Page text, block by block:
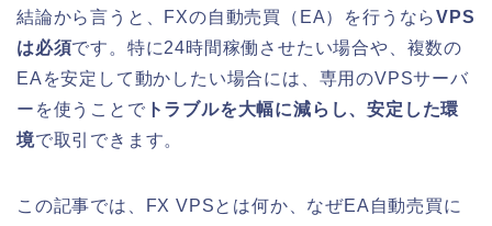
結論から言うと、FXの自動売買（EA）を行うならVPS
は必須です。特に24時間稼働させたい場合や、複数の
EAを安定して動かしたい場合には、専用のVPSサーバ
ーを使うことで トラブルを大幅に減らし、安定した環
境で取引できます。
この記事では、FX VPSとは何か、なぜEA自動売買に